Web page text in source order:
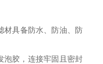
材具备防水、防油、防
泡胶，连接牢固且密封